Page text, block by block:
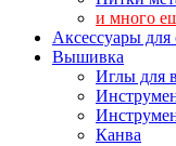
и много
Аксессуары
Вышивка
Иглы для
Канва